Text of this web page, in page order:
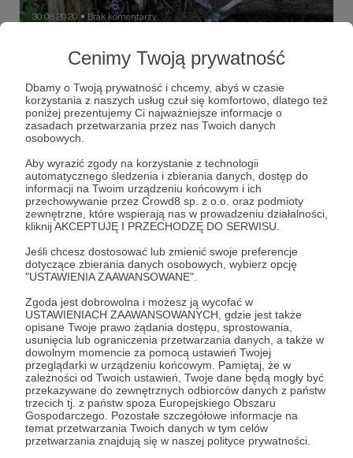
Cenimy Twoją prywatność
Dbamy o Twoją prywatność i chcemy, abyś w czasie
korzystania z naszych usług czuł się komfortowo, dlatego też
poniżej prezentujemy Ci najważniejsze informacje o
zasadach przetwarzania przez nas Twoich danych
osobowych.
Aby wyrazić zgody na korzystanie z technologii
automatycznego śledzenia i zbierania danych, dostęp do
informacji na Twoim urządzeniu końcowym i ich
przechowywanie przez Crowd8 sp. z o.o. oraz podmioty
zewnętrzne, które wspierają nas w prowadzeniu działalności,
kliknij AKCEPTUJĘ I PRZECHODZĘ DO SERWISU.
Jeśli chcesz dostosować lub zmienić swoje preferencje
dotyczące zbierania danych osobowych, wybierz opcję
"USTAWIENIA ZAAWANSOWANE".
Zgoda jest dobrowolna i możesz ją wycofać w
USTAWIENIACH ZAAWANSOWANYCH, gdzie jest także
opisane Twoje prawo żądania dostępu, sprostowania,
usunięcia lub ograniczenia przetwarzania danych, a także w
dowolnym momencie za pomocą ustawień Twojej
przeglądarki w urządzeniu końcowym. Pamiętaj, że w
zależności od Twoich ustawień, Twoje dane będą mogły być
przekazywane do zewnętrznych odbiorców danych z państw
trzecich tj. z państw spoza Europejskiego Obszaru
Gospodarczego. Pozostałe szczegółowe informacje na
temat przetwarzania Twoich danych w tym celów
przetwarzania znajdują się w naszej polityce prywatności.
30.08.2020 ● Brak komentarzy
Budki lęgowe dla ptaków
Mam jakieś takie nieodparte wrażenie, że jesień idzie
wielkimi krokami. Niby jeszcze z drzew nie lecą liście ale
budki lęgowe owszem.
ekologia jesień zima +1
08.06.2020 Brak komentarzy
Wysiewanie drzew
Hodowanie drzew z nasion to długa droga ale możliwa do
przejścia. Szczególnie jeśli mamy jakiś własny teren lub
wyrozumiałych sąsiadów, z którymi współdzielimy
podwórko. Dla cierpliwego droga ta będzie
satysfakcjonująca, nawet jeśli czasem pójdziemy na